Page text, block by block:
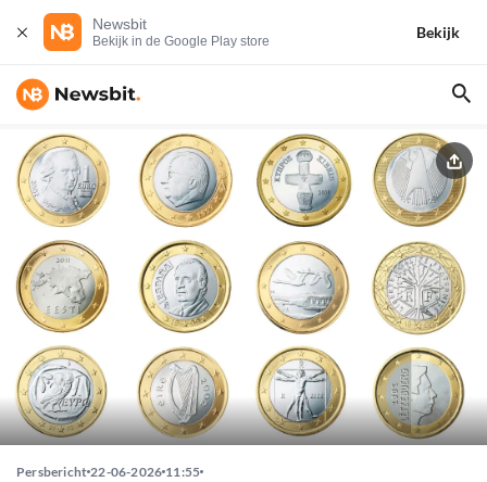
Newsbit
Bekijk in de Google Play store
Bekijk
Persbericht 22-06-2026 11:55